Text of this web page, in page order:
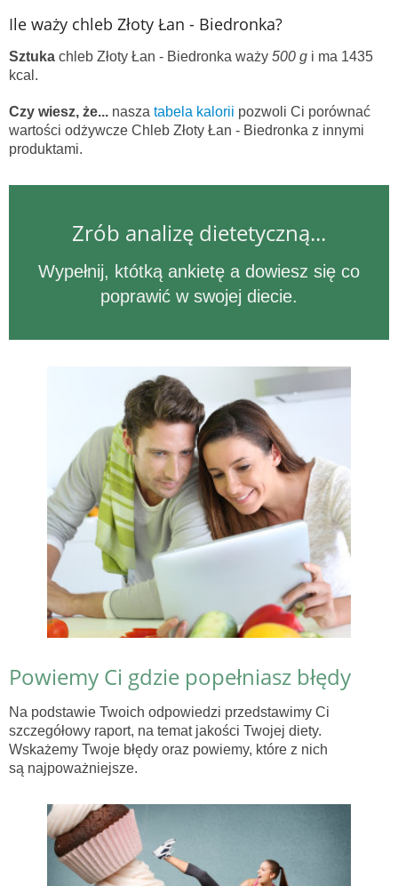
Ile waży chleb Złoty Łan - Biedronka?
Sztuka chleb Złoty Łan - Biedronka waży 500 g i ma 1435
kcal.
Czy wiesz, że... nasza tabela kalorii pozwoli Ci porównać
wartości odżywcze Chleb Złoty Łan - Biedronka z innymi
produktami.
Zrób analizę dietetyczną...
Wypełnij, któtką ankietę a dowiesz się co
poprawić w swojej diecie.
Powiemy Ci gdzie popełniasz błędy
Na podstawie Twoich odpowiedzi przedstawimy Ci
szczegółowy raport, na temat jakości Twojej diety.
Wskażemy Twoje błędy oraz powiemy, które z nich
są najpoważniejsze.